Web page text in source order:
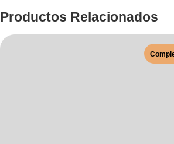
Productos Relacionados